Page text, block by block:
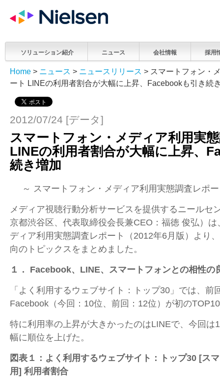
ソリューション紹介 ニュース 会社情報 採用
Home > ニュース > ニュースリリース > スマートフォン・
ート LINEの利用者割合が大幅に上昇、Facebookも引き続
2012/07/24 [データ]
スマートフォン・メディア利用実
LINEの利用者割合が大幅に上昇、
続き増加
～ スマートフォン・メディア利用実態調査レポ
メディア視聴行動分析サービスを提供するニールセ
京都渋谷区、代表取締役会長兼CEO：福徳 俊弘）
ディア利用実態調査レポート（2012年6月版）より
向のトピックスをまとめました。
１． Facebook、LINE、スマートフォンとの相性の
「よく利用するウェブサイト：トップ30」では、前
Facebook（今回：10位、前回：12位）が初の
特に利用率の上昇が大きかったのはLINEで、今回は
幅に順位を上げた。
図表１：よく利用するウェブサイト：トップ30 [ス
用] 利用者割合